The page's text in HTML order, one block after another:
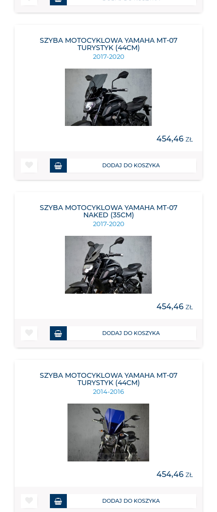
SZYBA MOTOCYKLOWA YAMAHA MT-07
TURYSTYK (44CM)
2017-2020
454,46 ZŁ
DODAJ DO KOSZYKA
SZYBA MOTOCYKLOWA YAMAHA MT-07
NAKED (35CM)
2017-2020
454,46 ZŁ
DODAJ DO KOSZYKA
SZYBA MOTOCYKLOWA YAMAHA MT-07
TURYSTYK (44CM)
2014-2016
454,46 ZŁ
DODAJ DO KOSZYKA